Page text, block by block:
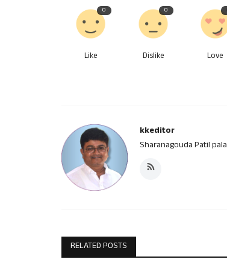
0
Like
0
Dislike Love
kkeditor
Sharanagouda Patil pala
RELATED POSTS